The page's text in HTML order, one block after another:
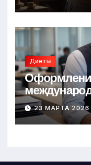
Диеты
23 МАРТА 2026